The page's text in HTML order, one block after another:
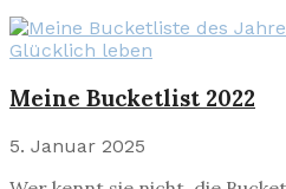
Glücklich leben
Meine Bucketlist 2022
5. Januar 2025